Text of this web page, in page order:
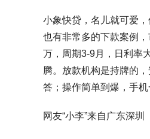
小象快贷，名儿就可爱
也有非常多的下款案例
万，周期3-9月，日利率
腾。放款机构是持牌的
答；操作简单到爆，手
网友“小李”来自广东深圳